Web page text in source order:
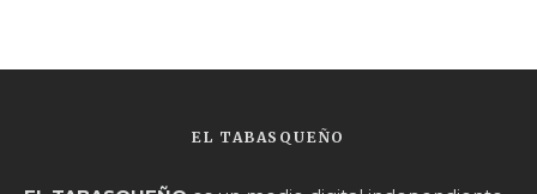
EL TABASQUEÑO